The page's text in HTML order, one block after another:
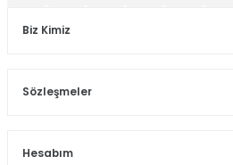
Biz Kimiz
Sözleşmeler
Hesabım